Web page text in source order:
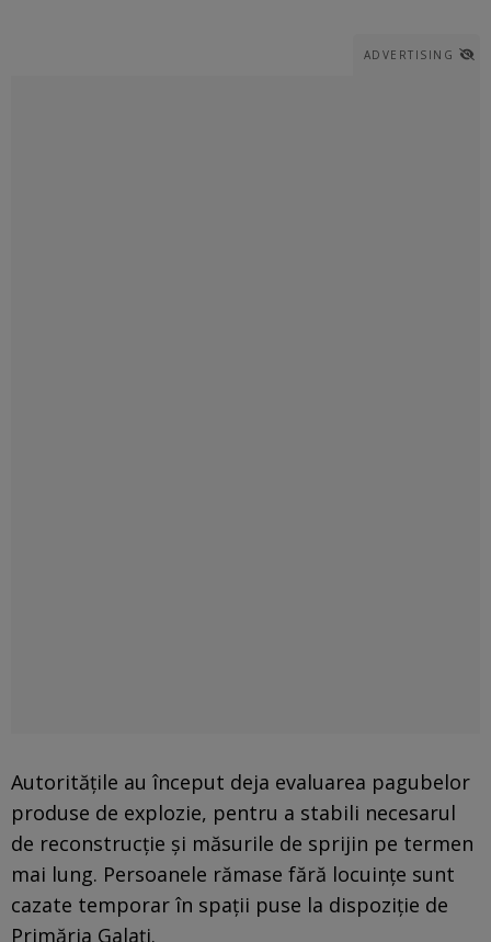
ADVERTISING
Autoritățile au început deja evaluarea pagubelor
produse de explozie, pentru a stabili necesarul
de reconstrucție și măsurile de sprijin pe termen
mai lung. Persoanele rămase fără locuințe sunt
cazate temporar în spații puse la dispoziție de
Primăria Galați.